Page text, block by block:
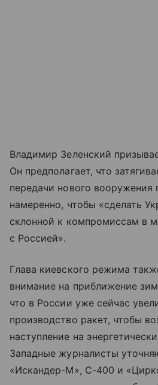
Владимир Зеленский
Он предполагает, что
передачи нового вооружения
намеренно, чтобы «сделать
склонной к компромиссам в
с Россией».
Глава киевского режима
внимание на приближение
что в России уже сейчас
производство ракет, чтобы
наступление на
Западные журналисты
«Искандер-М», С-400 и